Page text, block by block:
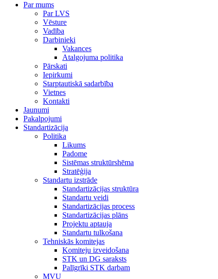
Par mums
Par LVS
Vēsture
Vadība
Darbinieki
Vakances
Atalgojuma politika
Pārskati
Iepirkumi
Starptautiskā sadarbība
Vietnes
Kontakti
Jaunumi
Pakalpojumi
Standartizācija
Politika
Likums
Padome
Sistēmas struktūrshēma
Stratēģija
Standartu izstrāde
Standartizācijas struktūra
Standartu veidi
Standartizācijas process
Standartizācijas plāns
Projektu aptauja
Standartu tulkošana
Tehniskās komitejas
Komiteju izveidošana
STK un DG saraksts
Palīgrīki STK darbam
MVU